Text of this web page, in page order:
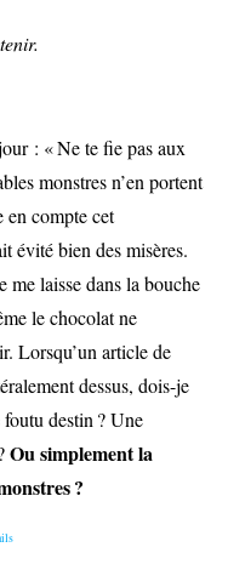
: « Ne te fie pas aux
monstres n’en portent
en compte cet
évité bien des misères.
laisse dans la bouche
le chocolat ne
Lorsqu’un article de
dessus, dois-je
destin ? Une
Ou simplement la
?